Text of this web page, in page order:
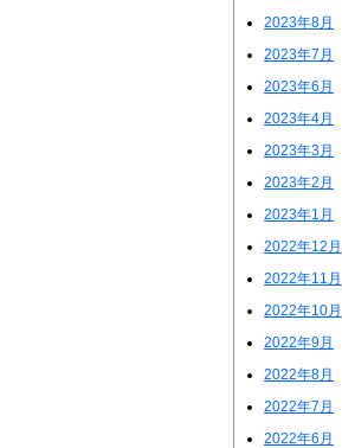
2023年8月
2023年7月
2023年6月
2023年4月
2023年3月
2023年2月
2023年1月
2022年12月
2022年11月
2022年10月
2022年9月
2022年8月
2022年7月
2022年6月